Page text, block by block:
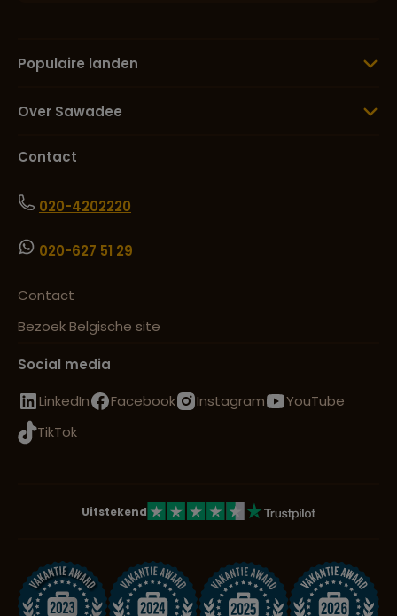
Populaire landen
Over Sawadee
Contact
020-4202220
020-627 51 29
Contact
Bezoek Belgische site
Social media
LinkedIn
Facebook Instagram
YouTube
TikTok
Uitstekend